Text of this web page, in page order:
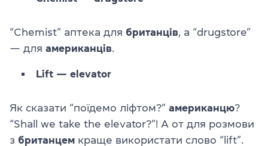
“Chemist” аптека для британців, а “drugstore”
— для американців.
Lift — elevator
Як сказати “поїдемо ліфтом?” американцю?
“Shall we take the elevator?”! А от для розмови
з британцем краще використати слово “lift”.